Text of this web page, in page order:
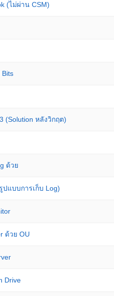
(ไม่ผ่าน CSM)
Bits
(Solution หลังวิกฤต)
ด้วย
แบบการเก็บ Log)
ด้วย OU
Drive